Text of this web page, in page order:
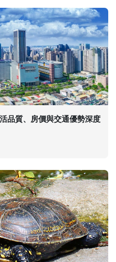
品質、房價與交通優勢深度